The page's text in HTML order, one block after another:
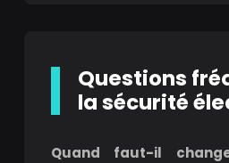
Questions
la sécurité
Quand faut-il